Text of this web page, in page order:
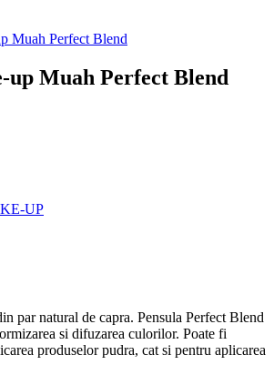
Muah Perfect Blend
up Muah Perfect Blend
UP
par natural de capra. Pensula Perfect Blend
si difuzarea culorilor. Poate fi
produselor pudra, cat si pentru aplicarea